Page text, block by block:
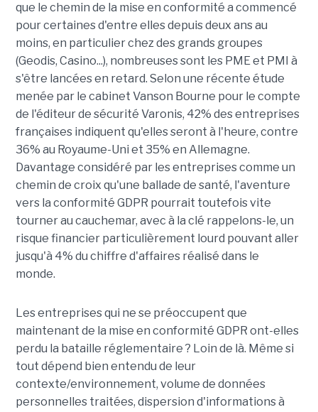
que le chemin de la mise en conformité a commencé
pour certaines d'entre elles depuis deux ans au
moins, en particulier chez des grands groupes
(Geodis, Casino...), nombreuses sont les PME et PMI à
s'être lancées en retard. Selon une récente étude
menée par le cabinet Vanson Bourne pour le compte
de l'éditeur de sécurité Varonis, 42% des entreprises
françaises indiquent qu'elles seront à l'heure, contre
36% au Royaume-Uni et 35% en Allemagne.
Davantage considéré par les entreprises comme un
chemin de croix qu'une ballade de santé, l'aventure
vers la conformité GDPR pourrait toutefois vite
tourner au cauchemar, avec à la clé rappelons-le, un
risque financier particulièrement lourd pouvant aller
jusqu'à 4% du chiffre d'affaires réalisé dans le
monde.
Les entreprises qui ne se préoccupent que
maintenant de la mise en conformité GDPR ont-elles
perdu la bataille réglementaire ? Loin de là. Même si
tout dépend bien entendu de leur
contexte/environnement, volume de données
personnelles traitées, dispersion d'informations à